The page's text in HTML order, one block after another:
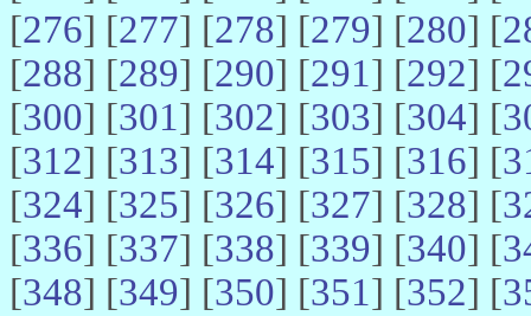
[276] [277] [278] [279] [280] [
[288] [289] [290] [291] [292] [
[300] [301] [302] [303] [304] [
[312] [313] [314] [315] [316] [
[324] [325] [326] [327] [328] [
[336] [337] [338] [339] [340] [
[348] [349] [350] [351] [352] [